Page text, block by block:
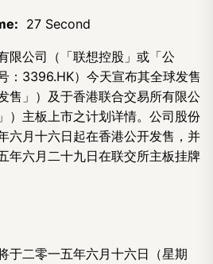
27 Second
限公司（「联想控股」或「公
： 3396.HK）今天宣布其全球发售
售」）及于香港联合交易所有限公
）主板上市之计划详情。公司股份
六月十六日起在香港公开发售，并
年六月二十九日在联交所主板挂牌
于二零一五年六月十六日（星期